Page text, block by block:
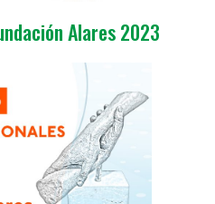
Alares 2023